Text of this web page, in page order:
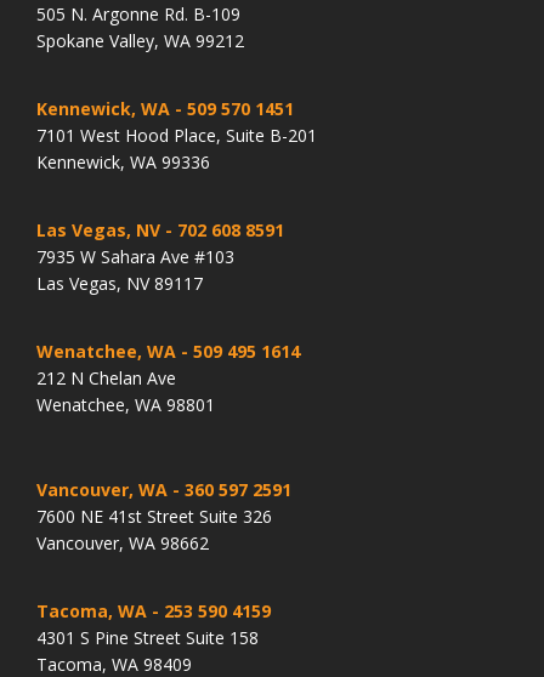
505 N. Argonne Rd. B-109
Spokane Valley, WA 99212
Kennewick, WA - 509 570 1451
7101 West Hood Place, Suite B-201
Kennewick, WA 99336
Las Vegas, NV - 702 608 8591
7935 W Sahara Ave #103
Las Vegas, NV 89117
Wenatchee, WA - 509 495 1614
212 N Chelan Ave
Wenatchee, WA 98801
Vancouver, WA - 360 597 2591
7600 NE 41st Street Suite 326
Vancouver, WA 98662
Tacoma, WA - 253 590 4159
4301 S Pine Street Suite 158
Tacoma, WA 98409